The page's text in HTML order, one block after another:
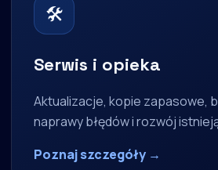
🛠
Serwis i opieka
Aktualizacje, kopie zapasowe,
naprawy błędów i rozwój
Poznaj szczegóły →